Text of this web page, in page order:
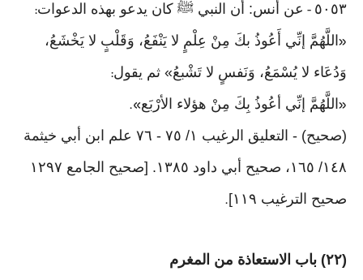
٥٠٥٣ - عن أنس: أن النبي ﷺ كان يدعو بهذه الدعوات:
« اللَّهُمَّ إنِّي أَعُوذُ بكَ مِنْ عِلْمٍ لا يَنْفَعُ، وَقَلْبٍ لا يَخْشَعُ،
وَدُعَاء لا يُسْمَعُ، وَنَفسٍ لا تَشْبعُ» ثم يقول:
« اللَّهُمَّ إنِّي أعُوذُ بِكَ مِنْ هؤلاء الأرْبَع».
(صحيح) - التعليق الرغيب ١/ ٧٥ - ٧٦ علم ابن أبي خيثمة
١٤٨/ ١٦٥، صحيح أبي داود ١٣٨٥. [صحيح الجامع ١٢٩٧
صحيح الترغيب ١١٩]
.
(٢٢) باب الاستعاذة من المغرم